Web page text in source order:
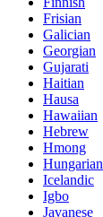
Frisian
Galician
Georgian
Gujarati
Haitian
Hausa
Hawaiian
Hebrew
Hmong
Hungarian
Icelandic
Igbo
Javanese